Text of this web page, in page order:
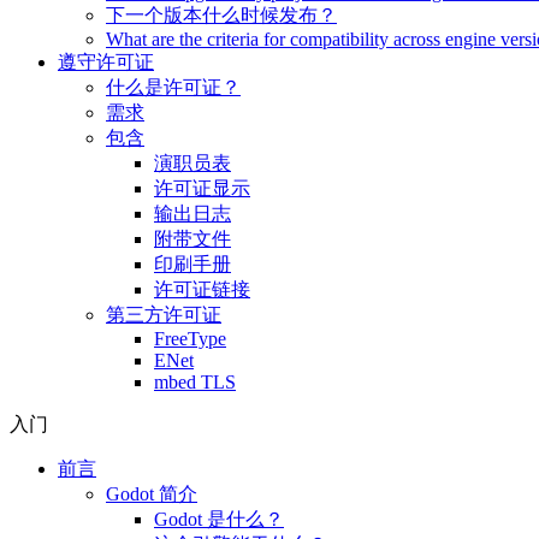
下一个版本什么时候发布？
What are the criteria for compatibility across engine
遵守许可证
什么是许可证？
需求
包含
演职员表
许可证显示
输出日志
附带文件
印刷手册
许可证链接
第三方许可证
FreeType
ENet
mbed TLS
入门
前言
Godot 简介
Godot 是什么？